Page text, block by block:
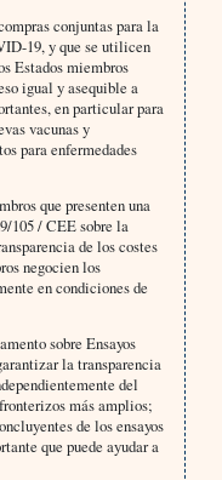
conjuntas para la
19, y que se utilicen
Estados miembros
igual y asequible a
en particular para
vacunas y
para enfermedades
que presenten una
105 / CEE sobre la
de los costes
negocien los
en condiciones de
sobre Ensayos
la transparencia
del
más amplios;
de los ensayos
que puede ayudar a